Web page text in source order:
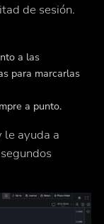
de sesión.
a las
para marcarlas
a punto.
le ayuda a